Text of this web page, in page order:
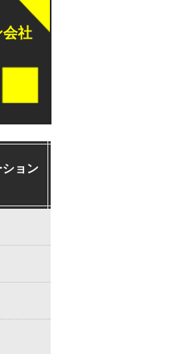
会社
ョン